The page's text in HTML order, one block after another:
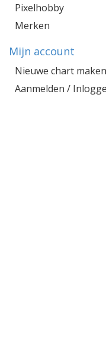
Pixelhobby
Merken
Mijn account
Nieuwe chart maken
Aanmelden /